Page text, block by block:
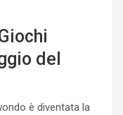
del
è diventata la